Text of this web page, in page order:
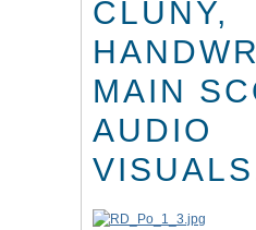
CLUNY,
MAIN
AUDIO